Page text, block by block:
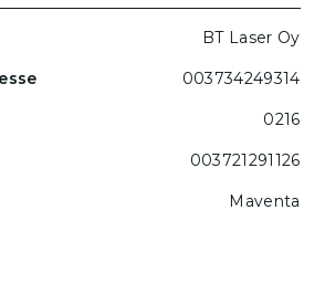
BT Laser Oy
003734249314
0216
003721291126
Maventa